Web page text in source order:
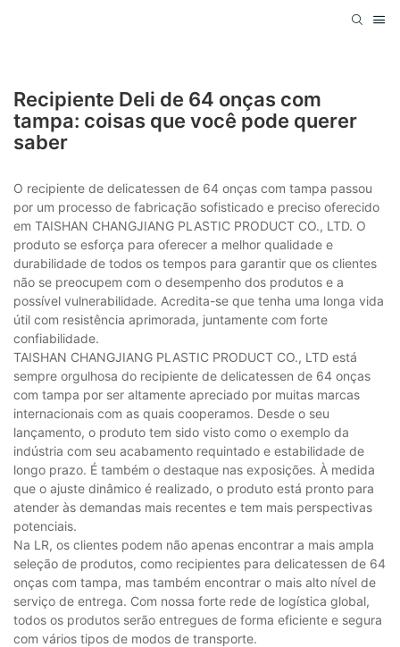
Recipiente Deli de 64 onças com
tampa: coisas que você pode querer
saber
O recipiente de delicatessen de 64 onças com tampa passou
por um processo de fabricação sofisticado e preciso oferecido
em TAISHAN CHANGJIANG PLASTIC PRODUCT CO., LTD. O
produto se esforça para oferecer a melhor qualidade e
durabilidade de todos os tempos para garantir que os clientes
não se preocupem com o desempenho dos produtos e a
possível vulnerabilidade. Acredita-se que tenha uma longa vida
útil com resistência aprimorada, juntamente com forte
confiabilidade.
TAISHAN CHANGJIANG PLASTIC PRODUCT CO., LTD está
sempre orgulhosa do recipiente de delicatessen de 64 onças
com tampa por ser altamente apreciado por muitas marcas
internacionais com as quais cooperamos. Desde o seu
lançamento, o produto tem sido visto como o exemplo da
indústria com seu acabamento requintado e estabilidade de
longo prazo. É também o destaque nas exposições. À medida
que o ajuste dinâmico é realizado, o produto está pronto para
atender às demandas mais recentes e tem mais perspectivas
potenciais.
Na LR, os clientes podem não apenas encontrar a mais ampla
seleção de produtos, como recipientes para delicatessen de 64
onças com tampa, mas também encontrar o mais alto nível de
serviço de entrega. Com nossa forte rede de logística global,
todos os produtos serão entregues de forma eficiente e segura
com vários tipos de modos de transporte.